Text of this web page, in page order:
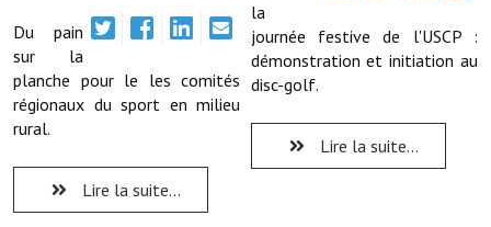
Les foulées fressinoises
ACCÈS RAPIDE
Projets et travaux en cours
Du pain
sur la
planche pour le les comités
régionaux du sport en milieu
rural.
Lire la suite...
la
journée festive de l'USCP :
démonstration et initiation au
disc-golf.
Lire la suite...